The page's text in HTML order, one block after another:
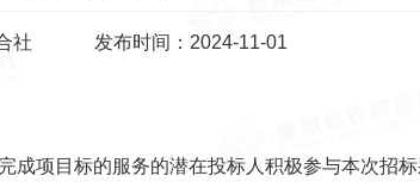
社 发布时间：2024-11-01
项目标的服务的潜在投标人积极参与本次招标